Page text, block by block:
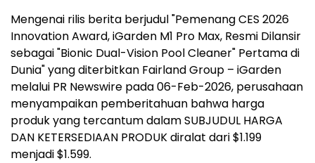
Mengenai rilis berita berjudul "Pemenang CES 2026
Innovation Award, iGarden M1 Pro Max, Resmi Dilansir
sebagai "Bionic Dual-Vision Pool Cleaner" Pertama di
Dunia" yang diterbitkan Fairland Group – iGarden
melalui PR Newswire pada 06-Feb-2026, perusahaan
menyampaikan pemberitahuan bahwa harga
produk yang tercantum dalam SUBJUDUL HARGA
DAN KETERSEDIAAN PRODUK diralat dari $1.199
menjadi $1.599.